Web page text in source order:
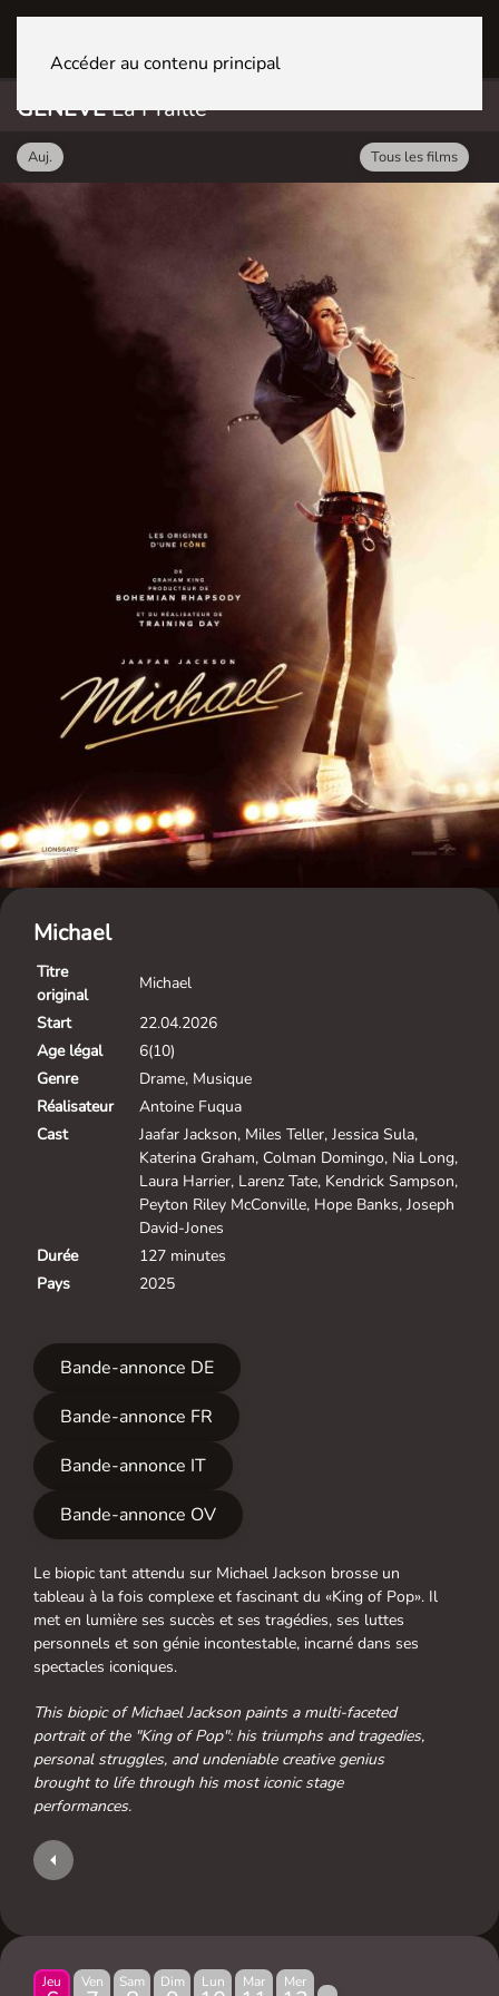
Accéder au contenu principal
GENÈVELa Praille
Auj. Tous les films
Michael
Titre
original
Michael
Start
22.04.2026
Age légal
6(10)
Genre
Drame, Musique
Réalisateur
Antoine Fuqua
Cast
Jaafar Jackson, Miles Teller, Jessica Sula,
Katerina Graham, Colman Domingo, Nia Long,
Laura Harrier, Larenz Tate, Kendrick Sampson,
Peyton Riley McConville, Hope Banks, Joseph
David-Jones
Durée
127 minutes
Pays
2025
Bande-annonce DE
Bande-annonce FR
Bande-annonce IT
Bande-annonce OV
Le biopic tant attendu sur Michael Jackson brosse un
tableau à la fois complexe et fascinant du «King of Pop». Il
met en lumière ses succès et ses tragédies, ses luttes
personnels et son génie incontestable, incarné dans ses
spectacles iconiques.
This biopic of Michael Jackson paints a multi-faceted
portrait of the "King of Pop": his triumphs and tragedies,
personal struggles, and undeniable creative genius
brought to life through his most iconic stage
performances.
Jeu Ven Sam Dim Lun Mar Mer